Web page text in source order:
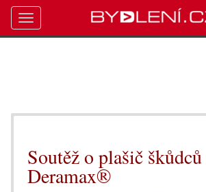
Soutěž o plašič škůdců
Deramax®
Toggle
navigation